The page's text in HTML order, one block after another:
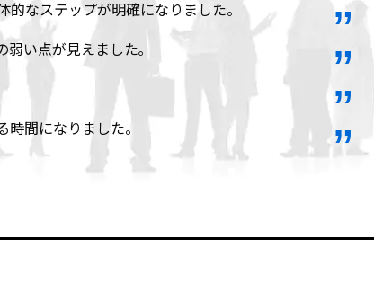
なステップが明確になりました。
弱い点が見えました｡
間になりました。